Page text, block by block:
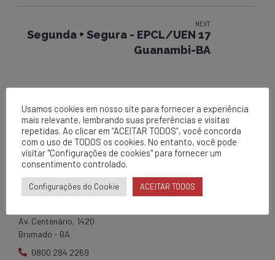
NEXT
Segunda + Segura - EPCL/UEN 17
Guanambi-BA
EPCL
Matriz
Av. Centenário, 1420
Brumado - BA
0800 284 2269
Usamos cookies em nosso site para fornecer a experiência
mais relevante, lembrando suas preferências e visitas
repetidas. Ao clicar em “ACEITAR TODOS”, você concorda
com o uso de TODOS os cookies. No entanto, você pode
visitar "Configurações de cookies" para fornecer um
consentimento controlado.
Configurações do Cookie ACEITAR TODOS